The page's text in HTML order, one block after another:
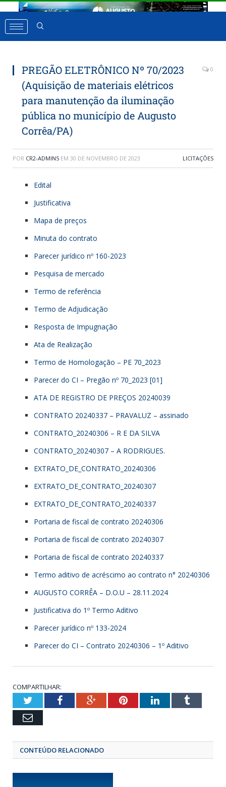
PREGÃO ELETRÔNICO Nº 70/2023
(Aquisição de materiais elétricos
para manutenção da iluminação
pública no município de Augusto
Corrêa/PA)
0
POR CR2-ADMIN5 EM 30 DE NOVEMBRO DE 2023 LICITAÇÕES
Edital
Justificativa
Mapa de preços
Minuta do contrato
Parecer jurídico nº 160-2023
Pesquisa de mercado
Termo de referência
Termo de Adjudicação
Resposta de Impugnação
Ata de Realização
Termo de Homologação – PE 70_2023
Parecer do CI – Pregão nº 70_2023 [01]
ATA DE REGISTRO DE PREÇOS 20240039
CONTRATO 20240337 – PRAVALUZ – assinado
CONTRATO_20240306 – R E DA SILVA
CONTRATO_20240307 – A RODRIGUES.
EXTRATO_DE_CONTRATO_20240306
EXTRATO_DE_CONTRATO_20240307
EXTRATO_DE_CONTRATO_20240337
Portaria de fiscal de contrato 20240306
Portaria de fiscal de contrato 20240307
Portaria de fiscal de contrato 20240337
Termo aditivo de acréscimo ao contrato n° 20240306
AUGUSTO CORRÊA – D.O.U – 28.11.2024
Justificativa do 1º Termo Aditivo
Parecer jurídico nº 133-2024
Parecer do CI – Contrato 20240306 – 1º Aditivo
COMPARTILHAR:
TwitterFacebookGoogle+Pinterest
LinkedIn
Email
CONTEÚDO RELACIONADO